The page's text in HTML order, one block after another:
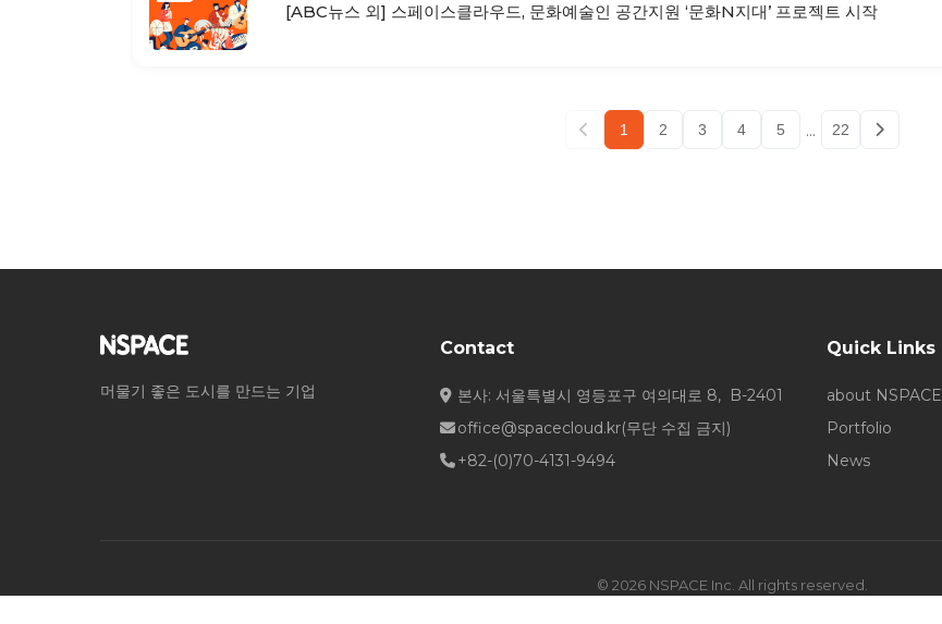
[ABC뉴스 외] 스페이스클라우드, 문화예술인 공간지원 ‘문화N지대’ 프로젝트 시작
1 2 3 4 5 ... 22
머물기 좋은 도시를 만드는 기업
Contact
본사: 서울특별시 영등포구 여의대로 8, B-2401
office@spacecloud.kr(무단 수집 금지)
+82-(0)70-4131-9494
Quick Links
about NSPACE
Portfolio
News
© 2026 NSPACE Inc. All rights reserved.